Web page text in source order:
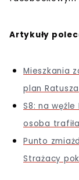
Artykuły
Mieszkania
plan Ratusza
S8: na
osoba
Punto
Strażacy